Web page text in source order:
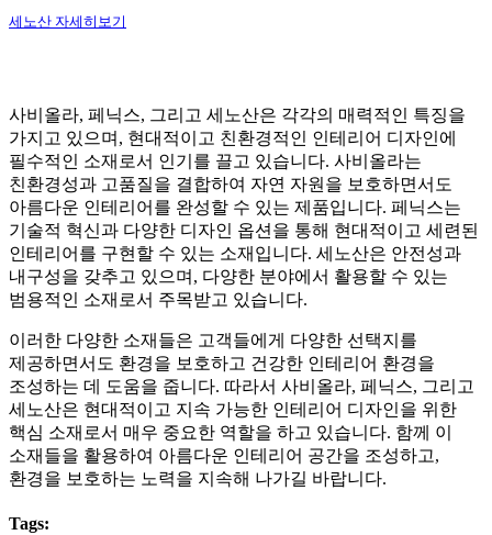
세노산 자세히보기
사비올라, 페닉스, 그리고 세노산은 각각의 매력적인 특징을
가지고 있으며, 현대적이고 친환경적인 인테리어 디자인에
필수적인 소재로서 인기를 끌고 있습니다. 사비올라는
친환경성과 고품질을 결합하여 자연 자원을 보호하면서도
아름다운 인테리어를 완성할 수 있는 제품입니다. 페닉스는
기술적 혁신과 다양한 디자인 옵션을 통해 현대적이고 세련된
인테리어를 구현할 수 있는 소재입니다. 세노산은 안전성과
내구성을 갖추고 있으며, 다양한 분야에서 활용할 수 있는
범용적인 소재로서 주목받고 있습니다.
이러한 다양한 소재들은 고객들에게 다양한 선택지를
제공하면서도 환경을 보호하고 건강한 인테리어 환경을
조성하는 데 도움을 줍니다. 따라서 사비올라, 페닉스, 그리고
세노산은 현대적이고 지속 가능한 인테리어 디자인을 위한
핵심 소재로서 매우 중요한 역할을 하고 있습니다. 함께 이
소재들을 활용하여 아름다운 인테리어 공간을 조성하고,
환경을 보호하는 노력을 지속해 나가길 바랍니다.
Tags: